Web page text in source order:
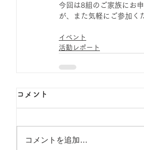
今回は8組のご家族にお
が、また気軽にご参加く
イベント
活動レポート
コメント
コメントを追加…